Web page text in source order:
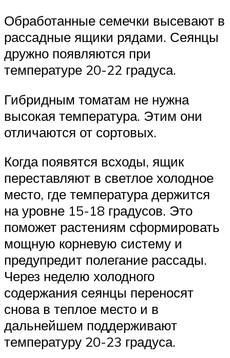
Обработанные семечки высевают в
рассадные ящики рядами. Сеянцы
дружно появляются при
температуре 20-22 градуса.
Гибридным томатам не нужна
высокая температура. Этим они
отличаются от сортовых.
Когда появятся всходы, ящик
переставляют в светлое холодное
место, где температура держится
на уровне 15-18 градусов. Это
поможет растениям сформировать
мощную корневую систему и
предупредит полегание рассады.
Через неделю холодного
содержания сеянцы переносят
снова в теплое место и в
дальнейшем поддерживают
температуру 20-23 градуса.